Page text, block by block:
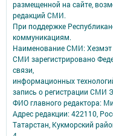
размещенной на сайте,
редакций СМИ.
При поддержке
коммуникациям.
Наименование СМИ: Хезмэт
СМИ зарегистрировано
связи,
информационных
запись о регистрации СМИ
ФИО главного редактора:
Адрес редакции: 422110,
Татарстан, Кукморский